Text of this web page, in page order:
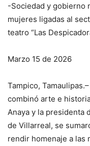
-Sociedad y gobierno
mujeres ligadas al
teatro “Las
Marzo 15 de 2026
Tampico,
combinó arte e
Anaya y la presidenta
de Villarreal, se
rendir homenaje a las